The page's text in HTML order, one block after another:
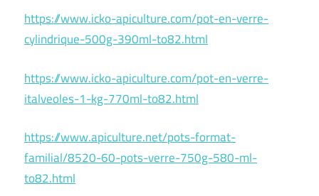
https://www.icko-apiculture.com/pot-en-verre-
cylindrique-500g-390ml-to82.html
https://www.icko-apiculture.com/pot-en-verre-
italveoles-1-kg-770ml-to82.html
https://www.apiculture.net/pots-format-
familial/8520-60-pots-verre-750g-580-ml-
to82.html